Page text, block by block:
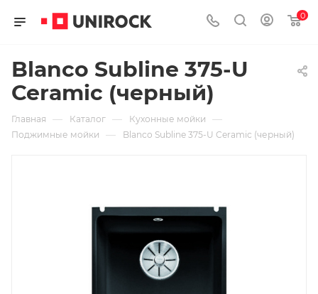
0
Blanco Subline 375-U
Ceramic (черный)
Главная — Каталог — Кухонные мойки —
Поджимные мойки — Blanco Subline 375-U Ceramic (черный)